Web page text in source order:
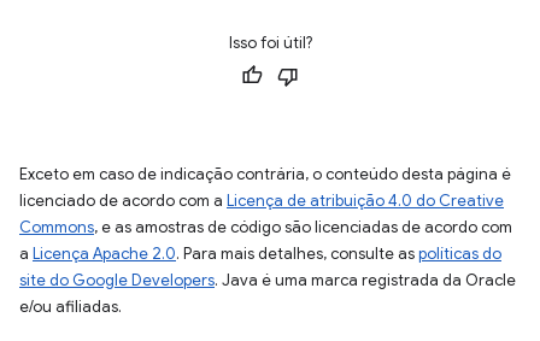
Isso foi útil?
Exceto em caso de indicação contrária, o conteúdo desta página é
licenciado de acordo com a Licença de atribuição 4.0 do Creative
Commons, e as amostras de código são licenciadas de acordo com
a Licença Apache 2.0. Para mais detalhes, consulte aspolíticas do
site do Google Developers. Java é uma marca registrada da Oracle
e/ou afiliadas.